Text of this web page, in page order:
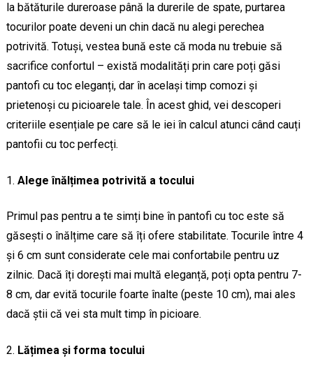
la bătăturile dureroase până la durerile de spate, purtarea
tocurilor poate deveni un chin dacă nu alegi perechea
potrivită. Totuși, vestea bună este că moda nu trebuie să
sacrifice confortul – există modalități prin care poți găsi
pantofi cu toc eleganți, dar în același timp comozi și
prietenoși cu picioarele tale. În acest ghid, vei descoperi
criteriile esențiale pe care să le iei în calcul atunci când cauți
pantofii cu toc perfecți.
Alege înălțimea potrivită a tocului
Primul pas pentru a te simți bine în pantofi cu toc este să
găsești o înălțime care să îți ofere stabilitate. Tocurile între 4
și 6 cm sunt considerate cele mai confortabile pentru uz
zilnic. Dacă îți dorești mai multă eleganță, poți opta pentru 7-
8 cm, dar evită tocurile foarte înalte (peste 10 cm), mai ales
dacă știi că vei sta mult timp în picioare.
Lățimea și forma tocului